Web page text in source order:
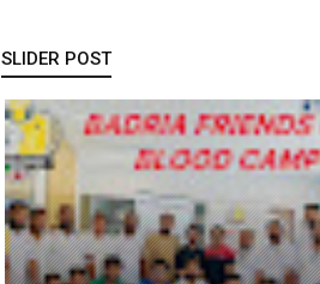
SLIDER POST
MANGALURU: